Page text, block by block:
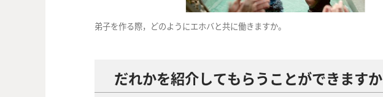
弟子を作る際，どのようにエホバと共に働きますか。
だれかを紹介してもらうことができますか